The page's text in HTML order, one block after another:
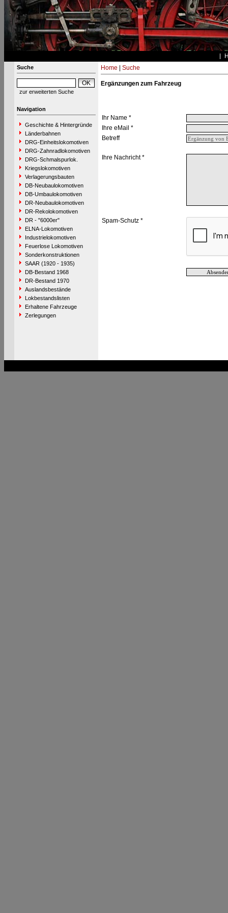
Suche
zur erweiterten Suche
Navigation
Geschichte & Hintergründe
Länderbahnen
DRG-Einheitslokomotiven
DRG-Zahnradlokomotiven
DRG-Schmalspurlok.
Kriegslokomotiven
Verlagerungsbauten
DB-Neubaulokomotiven
DB-Umbaulokomotiven
DR-Neubaulokomotiven
DR-Rekolokomotiven
DR - "6000er"
ELNA-Lokomotiven
Industrielokomotiven
Feuerlose Lokomotiven
Sonderkonstruktionen
SAAR (1920 - 1935)
DB-Bestand 1968
DR-Bestand 1970
Auslandsbestände
Lokbestandslisten
Erhaltene Fahrzeuge
Zerlegungen
Home Suche
Ergänzungen zum Fahrzeug
Ihr Name *
Ihre eMail *
Betreff
Ihre Nachricht *
Spam-Schutz *